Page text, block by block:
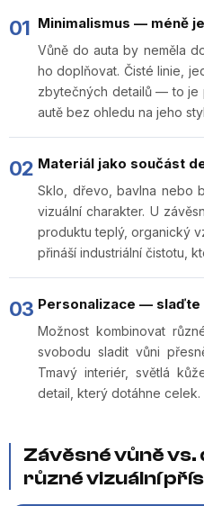
01 Minimalismus — méně
Vůně do auta by neměla
ho doplňovat. Čisté linie,
zbytečných detailů — to je
autě bez ohledu na jeho
02 Materiál jako součást
Sklo, dřevo, bavlna nebo
vizuální charakter. U
produktu teplý, organický
přináší industriální čistotu,
03 Personalizace —
Možnost kombinovat
svobodu sladit vůni
Tmavý interiér, světlá
detail, který dotáhne celek.
Závěsné vůně
různé vizuální